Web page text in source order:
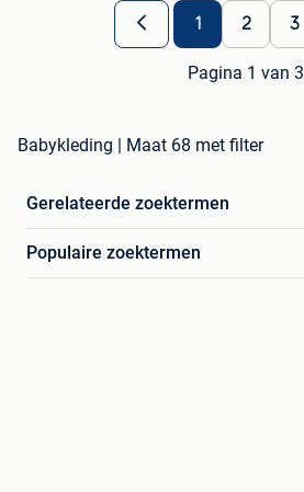
1 2 3
Pagina 1 van 3
Babykleding | Maat 68 met filter
Gerelateerde zoektermen
Populaire zoektermen